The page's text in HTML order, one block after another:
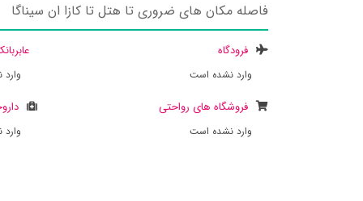
فاصله مکان های ضروری تا هتل تا کازا ان سیناگا
فرودگاه
وارد نشده است
فروشگاه های رواحتی
وارد نشده است